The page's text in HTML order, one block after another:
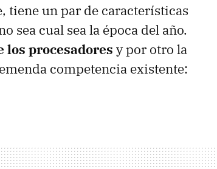
tiene un par de características
cual sea la época del año.
los procesadores y por otro la
competencia existente: